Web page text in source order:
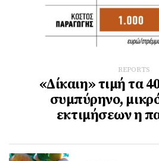
REPORTS
«Δίκαιη» τιμή τα
συμπύρηνο,
εκτιμήσεων η